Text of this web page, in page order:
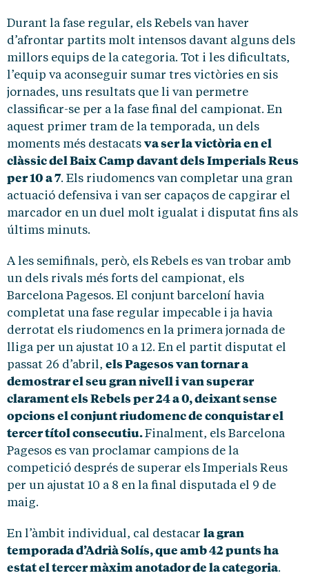
Durant la fase regular, els Rebels van haver
d’afrontar partits molt intensos davant alguns dels
millors equips de la categoria. Tot i les dificultats,
l’equip va aconseguir sumar tres victòries en sis
jornades, uns resultats que li van permetre
classificar-se per a la fase final del campionat. En
aquest primer tram de la temporada, un dels
moments més destacats va ser la victòria en el
clàssic del Baix Camp davant dels Imperials Reus
per 10 a 7. Els riudomencs van completar una gran
actuació defensiva i van ser capaços de capgirar el
marcador en un duel molt igualat i disputat fins als
últims minuts.
A les semifinals, però, els Rebels es van trobar amb
un dels rivals més forts del campionat, els
Barcelona Pagesos. El conjunt barceloní havia
completat una fase regular impecable i ja havia
derrotat els riudomencs en la primera jornada de
lliga per un ajustat 10 a 12. En el partit disputat el
passat 26 d’abril, els Pagesos van tornar a
demostrar el seu gran nivell i van superar
clarament els Rebels per 24 a 0, deixant sense
opcions el conjunt riudomenc de conquistar el
tercer títol consecutiu.Finalment, els Barcelona
Pagesos es van proclamar campions de la
competició després de superar els Imperials Reus
per un ajustat 10 a 8 en la final disputada el 9 de
maig.
En l’àmbit individual, cal destacar la gran
temporada d’Adrià Solís, que amb 42 punts ha
estat el tercer màxim anotador de la categoria.